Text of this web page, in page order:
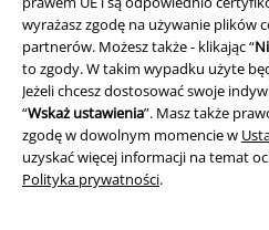
wyrażasz zgodę na używanie plików
partnerów. Możesz także - klikając “
to zgody. W takim wypadku użyte
Jeżeli chcesz dostosować swoje
“Wskaż ustawienia”. Masz także
zgodę w dowolnym momencie w
uzyskać więcej informacji na temat
Polityka prywatności.
Dane firmy
Polityka prywatności
Unieszkodliwianie odpadów i